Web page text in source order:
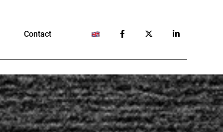
Contact